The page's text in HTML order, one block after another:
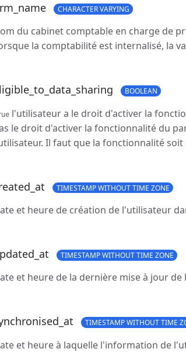
CHARACTER VARYING
du cabinet comptable en charge de
la comptabilité est internalisé, la
BOOLEAN
l'utilisateur a le droit d'activer la
le droit d'activer la fonctionnalité du
Il faut que la fonctionnalité
TIMESTAMP WITHOUT TIME ZONE
et heure de création de l'utilisateur
TIMESTAMP WITHOUT TIME ZONE
et heure de la dernière mise à jour
TIMESTAMP WITHOUT TIME
et heure à laquelle l'information de